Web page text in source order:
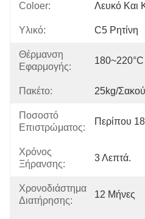
Coloer: Λευκό Και
Υλικό: C5 Ρητίνη
Θέρμανση
Εφαρμογής:
180~220°C
Πακέτο: 25kg/
Ποσοστό
Επιστρώματος:
Περίπου
Χρόνος
Ξήρανσης:
3 Λεπτά.
Χρονοδιάστημα
Διατήρησης:
12 Μήνες